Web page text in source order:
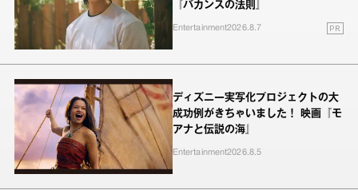
『バカンスの法則』
Entertainment2026.8.7 PR
ディズニー実写化プロジェクトの大
成功例がきちゃいました！ 映画『モ
アナと伝説の海』
Entertainment2026.8.5